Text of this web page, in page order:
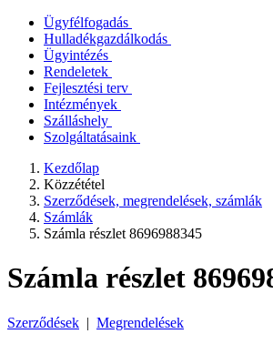
Ügyfélfogadás
Hulladékgazdálkodás
Ügyintézés
Rendeletek
Fejlesztési terv
Intézmények
Szálláshely
Szolgáltatásaink
Kezdőlap
Közzététel
Szerződések, megrendelések, számlák
Számlák
Számla részlet 8696988345
Számla részlet
Szerződések | Megrendelések